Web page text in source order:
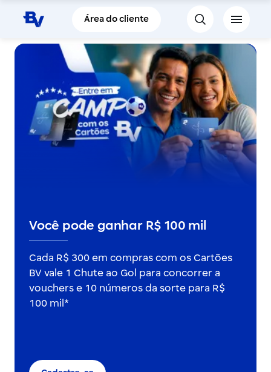
Pular para o Conteúdo principal
Área do cliente
Você pode ganhar R$ 100 mil
Cada R$ 300 em compras com os Cartões
BV vale 1 Chute ao Gol para concorrer a
vouchers e 10 números da sorte para R$
100 mil*